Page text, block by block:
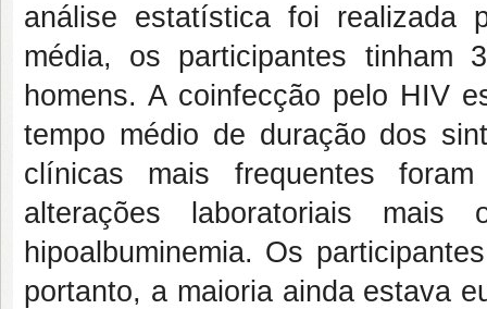
análise estatística foi realizada
média, os participantes tinham
homens. A coinfecção pelo HIV
tempo médio de duração dos
clínicas mais frequentes
alterações laboratoriais mais
hipoalbuminemia. Os
portanto, a maioria ainda estava